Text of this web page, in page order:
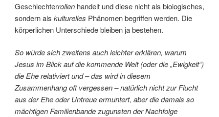
Geschlechterrollen handelt und diese nicht als biologisches,
sondern als kulturelles Phänomen begriffen werden. Die
körperlichen Unterschiede bleiben ja bestehen.
So würde sich zweitens auch leichter erklären, warum
Jesus im Blick auf die kommende Welt (oder die „Ewigkeit“)
die Ehe relativiert und – das wird in diesem
Zusammenhang oft vergessen – natürlich nicht zur Flucht
aus der Ehe oder Untreue ermuntert, aber die damals so
mächtigen Familienbande zugunsten der Nachfolge